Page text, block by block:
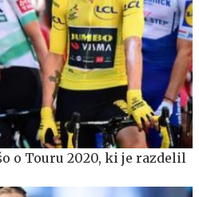
o Touru 2020, ki je razdelil